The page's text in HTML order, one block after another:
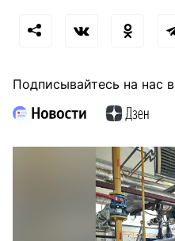
Подписывайтесь на нас в